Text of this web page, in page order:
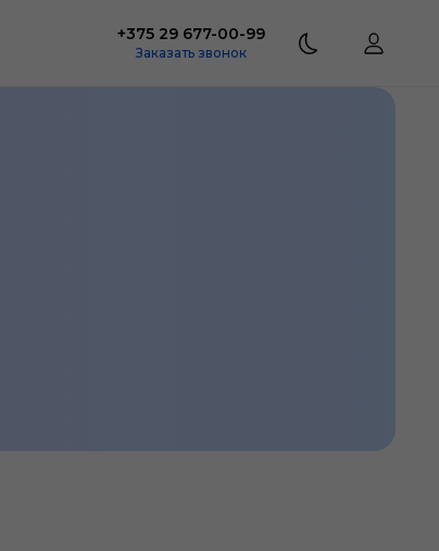
+375 29 677-00-99
Заказать звонок